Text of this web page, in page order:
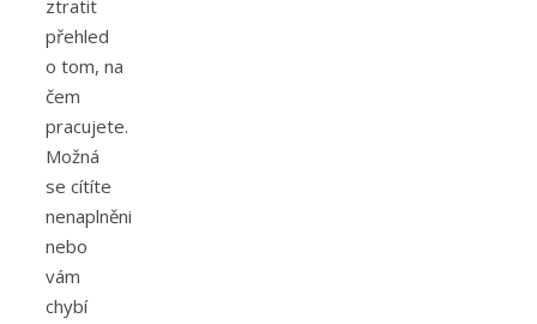
ztratit
přehled
o tom, na
čem
pracujete.
Možná
se cítíte
nenaplněni
nebo
vám
chybí